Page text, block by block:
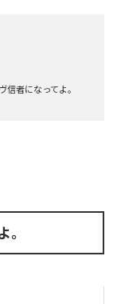
信者になってよ｡
｡